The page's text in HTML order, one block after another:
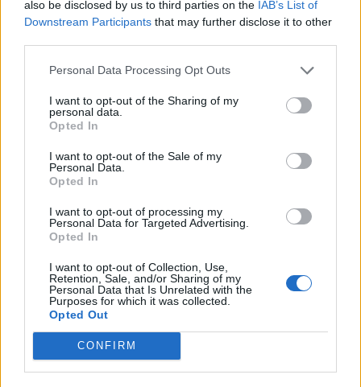
also be disclosed by us to third parties on the IAB’s List of
Downstream Participants that may further disclose it to other
Personal Data Processing Opt Outs
I want to opt-out of the Sharing of my
personal data.
Opted In
I want to opt-out of the Sale of my
Personal Data.
Opted In
I want to opt-out of processing my
Personal Data for Targeted Advertising.
Opted In
I want to opt-out of Collection, Use,
Retention, Sale, and/or Sharing of my
Personal Data that Is Unrelated with the
Purposes for which it was collected.
Opted Out
CONFIRM
Ezerarcú Magyarország – így látjuk
mi: mutasd meg a kedvenc
élményedet, és nyerj a Krónikával!